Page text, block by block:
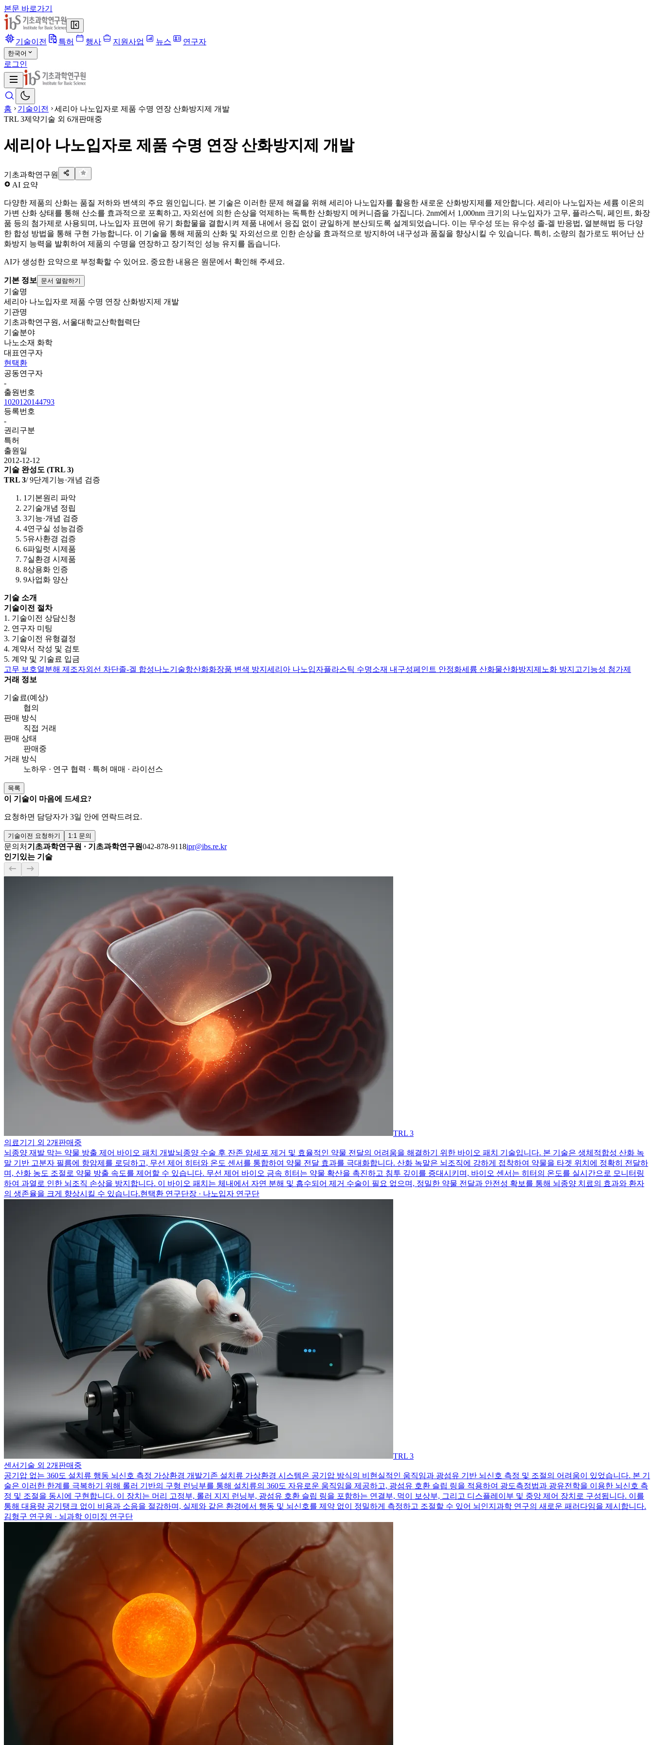
본문 바로가기
기술이전 특허 행사 지원사업 뉴스 연구자
한국어
로그인
홈 기술이전
세리아 나노입자로 제품 수명 연장 산화방지제 개발
TRL 3제약기술 외 6개 판매중
세리아 나노입자로 제품 수명 연장 산화방지제 개발
기초과학연구원
AI 요약
다양한 제품의 산화는 품질 저하와 변색의 주요 원인입니다. 본 기술은 이러한 문제 해결을 위해 세리아 나노입자를 활용한 새로운 산화방지제를 제안합니다. 세리아 나노입자는 세륨 이온의
가변 산화 상태를 통해 산소를 효과적으로 포획하고, 자외선에 의한 손상을 억제하는 독특한 산화방지 메커니즘을 가집니다. 2nm에서 1,000nm 크기의 나노입자가 고무, 플라스틱, 페인트, 화장
품 등의 첨가제로 사용되며, 나노입자 표면에 유기 화합물을 결합시켜 제품 내에서 응집 없이 균일하게 분산되도록 설계되었습니다. 이는 무수성 또는 유수성 졸-겔 반응법, 열분해법 등 다양
한 합성 방법을 통해 구현 가능합니다. 이 기술을 통해 제품의 산화 및 자외선으로 인한 손상을 효과적으로 방지하여 내구성과 품질을 향상시킬 수 있습니다. 특히, 소량의 첨가로도 뛰어난 산
화방지 능력을 발휘하여 제품의 수명을 연장하고 장기적인 성능 유지를 돕습니다.
AI가 생성한 요약으로 부정확할 수 있어요. 중요한 내용은 원문에서 확인해 주세요.
기본 정보 문서 열람하기
기술명
세리아 나노입자로 제품 수명 연장 산화방지제 개발
기관명
기초과학연구원, 서울대학교산학협력단
기술분야
나노소재 화학
대표연구자
현택환
공동연구자
-
출원번호
1020120144793
등록번호
-
권리구분
특허
출원일
2012-12-12
기술 완성도 (TRL 3)
TRL 3/9단계 기능·개념 검증
1 기본원리 파악
2기술개념 정립
3기능·개념 검증
4연구실 성능검증
5유사환경 검증
6파일럿 시제품
7실환경 시제품
8상용화 인증
9사업화 양산
기술 소개
기술이전 절차
1. 기술이전 상담신청
2. 연구자 미팅
3. 기술이전 유형결정
4. 계약서 작성 및 검토
5. 계약 및 기술료 입금
고무 보호열분해 제조자외선 차단졸-겔 합성나노기술항산화화장품 변색 방지 세리아 나노입자플라스틱 수명소재 내구성페인트 안정화세륨 산화물산화방지제 노화 방지 고기능성 첨가제
거래 정보
기술료(예상)
협의
판매 방식
직접 거래
판매 상태
판매중
거래 방식
노하우 · 연구 협력 · 특허 매매 · 라이선스
목록
이 기술이 마음에 드세요?
요청하면 담당자가 3일 안에 연락드려요.
기술이전 요청하기 1:1 문의
문의처 기초과학연구원 · 기초과학연구원042-878-9118ipr@ibs.re.kr
인기있는 기술
TRL 3
의료기기 외 2개 판매중
뇌종양 재발 막는 약물 방출 제어 바이오 패치 개발뇌종양 수술 후 잔존 암세포 제거 및 효율적인 약물 전달의 어려움을 해결하기 위한 바이오 패치 기술입니다. 본 기술은 생체적합성 산화 녹
말 기반 고분자 필름에 항암제를 로딩하고, 무선 제어 히터와 온도 센서를 통합하여 약물 전달 효과를 극대화합니다. 산화 녹말은 뇌조직에 강하게 접착하여 약물을 타겟 위치에 정확히 전달하
며, 산화 농도 조절로 약물 방출 속도를 제어할 수 있습니다. 무선 제어 바이오 금속 히터는 약물 확산을 촉진하고 침투 깊이를 증대시키며, 바이오 센서는 히터의 온도를 실시간으로 모니터링
하여 과열로 인한 뇌조직 손상을 방지합니다. 이 바이오 패치는 체내에서 자연 분해 및 흡수되어 제거 수술이 필요 없으며, 정밀한 약물 전달과 안전성 확보를 통해 뇌종양 치료의 효과와 환자
의 생존율을 크게 향상시킬 수 있습니다.현택환 연구단장 · 나노입자 연구단
TRL 3
센서기술 외 2개 판매중
공기압 없는 360도 설치류 행동 뇌신호 측정 가상환경 개발기존 설치류 가상환경 시스템은 공기압 방식의 비현실적인 움직임과 광섬유 기반 뇌신호 측정 및 조절의 어려움이 있었습니다. 본 기
술은 이러한 한계를 극복하기 위해 롤러 기반의 구형 런닝부를 통해 설치류의 360도 자유로운 움직임을 제공하고, 광섬유 호환 슬립 링을 적용하여 광도측정법과 광유전학을 이용한 뇌신호 측
정 및 조절을 동시에 구현합니다. 이 장치는 머리 고정부, 롤러 지지 런닝부, 광섬유 호환 슬립 링을 포함하는 연결부, 먹이 보상부, 그리고 디스플레이부 및 중앙 제어 장치로 구성됩니다. 이를
통해 대용량 공기탱크 없이 비용과 소음을 절감하며, 실제와 같은 환경에서 행동 및 뇌신호를 제약 없이 정밀하게 측정하고 조절할 수 있어 뇌인지과학 연구의 새로운 패러다임을 제시합니다.
김형구 연구원 · 뇌과학 이미징 연구단